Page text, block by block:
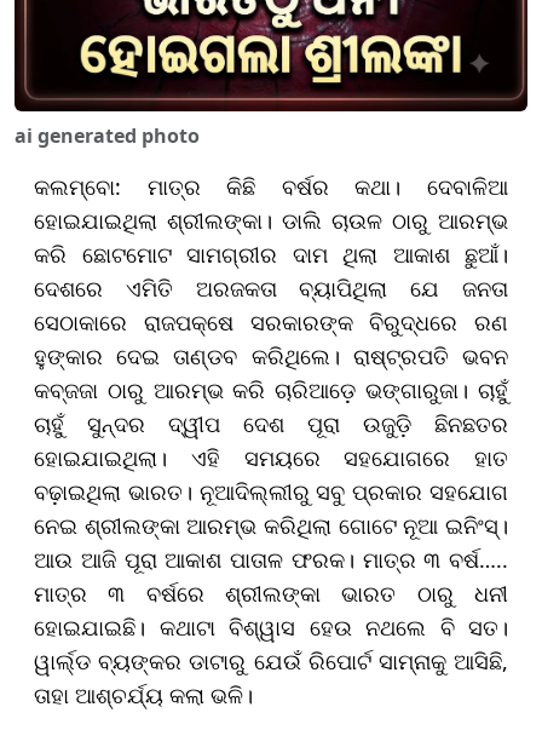
ai generated photo
କଲମ୍ବୋ: ମାତ୍ର କିଛି ବର୍ଷର କଥା। ଦେବାଳିଆ
ହୋଇଯାଇଥିଲା ଶ୍ରୀଲଙ୍କା। ଡାଲି ଚାଉଳ ଠାରୁ ଆରମ୍ଭ
କରି ଛୋଟମୋଟ ସାମଗ୍ରୀର ଦାମ ଥିଲା ଆକାଶ ଛୁଆଁ।
ଦେଶରେ ଏମିତି ଅରଜକତା ବ୍ୟାପିଥିଲା ଯେ ଜନତା
ସେଠାକାରେ ରାଜପକ୍ଷେ ସରକାରଙ୍କ ବିରୁଦ୍ଧରେ ରଣ
ହୁଙ୍କାର ଦେଇ ତାଣ୍ଡବ କରିଥିଲେ। ରାଷ୍ଟ୍ରପତି ଭବନ
କବ୍ଜଜା ଠାରୁ ଆରମ୍ଭ କରି ଚାରିଆଡ଼େ ଭଙ୍ଗାରୁଜା। ଚାହୁଁ
ଚାହୁଁ ସୁନ୍ଦର ଦ୍ୱୀପ ଦେଶ ପୂରା ଉଜୁଡ଼ି ଛିନଛତର
ହୋଇଯାଇଥିଲା। ଏହି ସମୟରେ ସହଯୋଗରେ ହାତ
ବଢ଼ାଇଥିଲା ଭାରତ। ନୂଆଦିଲ୍ଲୀରୁ ସବୁ ପ୍ରକାର ସହଯୋଗ
ନେଇ ଶ୍ରୀଲଙ୍କା ଆରମ୍ଭ କରିଥିଲା ଗୋଟେ ନୂଆ ଇନିଂସ୍।
ଆଉ ଆଜି ପୂରା ଆକାଶ ପାତାଳ ଫରକ। ମାତ୍ର ୩ ବର୍ଷ…..
ମାତ୍ର ୩ ବର୍ଷରେ ଶ୍ରୀଲଙ୍କା ଭାରତ ଠାରୁ ଧନୀ
ହୋଇଯାଇଛି। କଥାଟା ବିଶ୍ୱାସ ହେଉ ନଥଲେ ବି ସତ।
ୱାର୍ଲ୍ଡ ବ୍ୟଙ୍କର ଡାଟାରୁ ଯେଉଁ ରିପୋର୍ଟ ସାମ୍ନାକୁ ଆସିଛି,
ତାହା ଆଶ୍ଚର୍ଯ୍ୟ କଲା ଭଳି।